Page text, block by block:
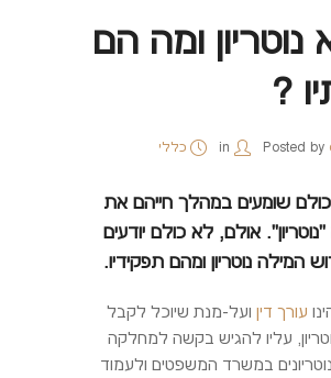
נוטריון ומה הם
?
Posted by
in כללי
שומעים במהלך חייהם את
אולם, לא כולם יודעים
המילה נוטריון ומהם תפקידיו.
עורך דין ועל-מנת שיוכל לקבל
עליו להגיש בקשה למחלקה
נוטריונים במשרד המשפטים ולעמוד